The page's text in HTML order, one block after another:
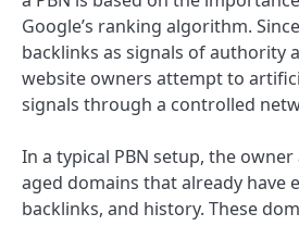
Google’s ranking algorithm.
backlinks as signals of authority
website owners attempt to
signals through a controlled
In a typical PBN setup, the
aged domains that already have
backlinks, and history. These